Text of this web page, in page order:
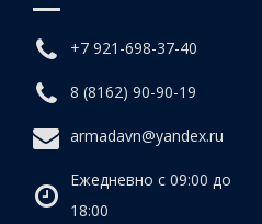
+7 921-698-37-40
8 (8162) 90-90-19
armadavn@yandex.ru
Ежедневно с 09:00 до
18:00